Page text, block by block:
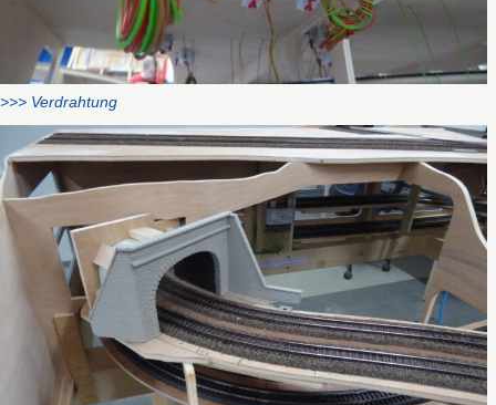
>>> Verdrahtung